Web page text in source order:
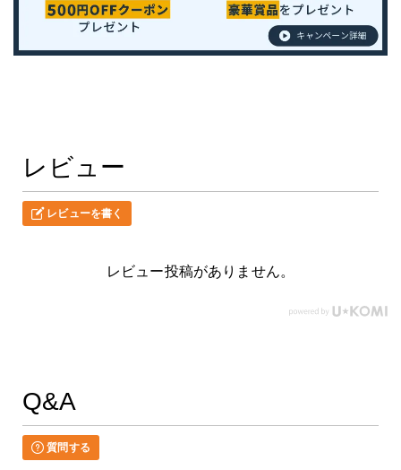
レビュー
レビューを書く
レビュー投稿がありません。
Q&A
質問する